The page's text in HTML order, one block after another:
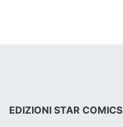
EDIZIONI STAR COMICS